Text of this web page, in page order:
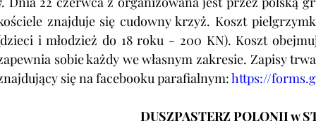
znajduje się cudowny krzyż. Koszt
i młodzież do 18 roku - 200 KN). Koszt
sobie każdy we własnym zakresie. Zapisy
się na facebooku parafialnym: https://
DUSZPASTERZ POLONII w